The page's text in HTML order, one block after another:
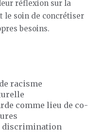
réflexion sur la
le soin de concrétiser
besoins.
racisme
comme lieu de co-
discrimination